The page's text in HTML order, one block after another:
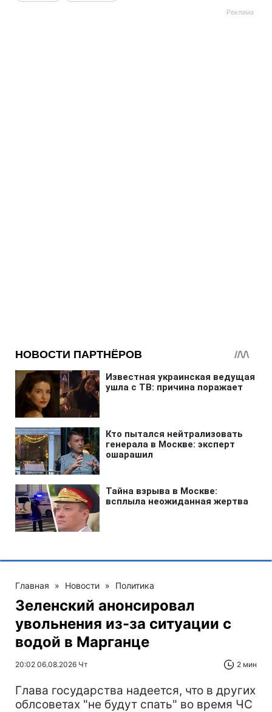
Главная » Новости » Политика
Зеленский анонсировал
увольнения из-за ситуации с
водой в Марганце
20:02 06.08.2026 Чт 2 мин
Глава государства надеется, что в других
облсоветах "не будут спать" во время ЧС